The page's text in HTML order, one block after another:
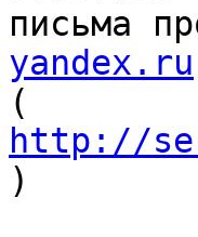
письма
yandex.ru
http://
)